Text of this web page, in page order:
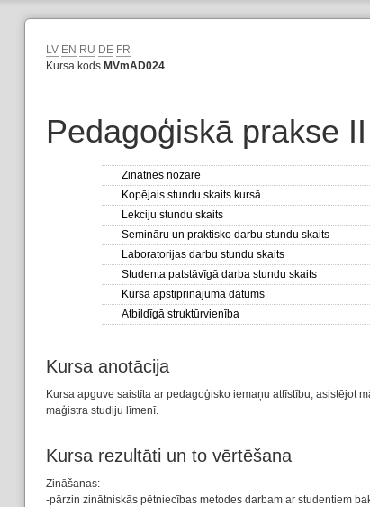
LV EN RU DE FR
Kursa kods MVmAD024
Pedagoģiskā prakse II
Zinātnes nozare
Kopējais stundu skaits kursā
Lekciju stundu skaits
Semināru un praktisko darbu stundu skaits
Laboratorijas darbu stundu skaits
Studenta patstāvīgā darba stundu skaits
Kursa apstiprinājuma datums
Atbildīgā struktūrvienība
Kursa anotācija
Kursa apguve saistīta ar pedagoģisko iemaņu attīstību, asistējot
maģistra studiju līmenī.
Kursa rezultāti un to vērtēšana
Zināšanas:
-pārzin zinātniskās pētniecības metodes darbam ar studentiem